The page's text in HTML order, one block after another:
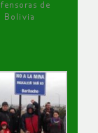
de
Bolivia